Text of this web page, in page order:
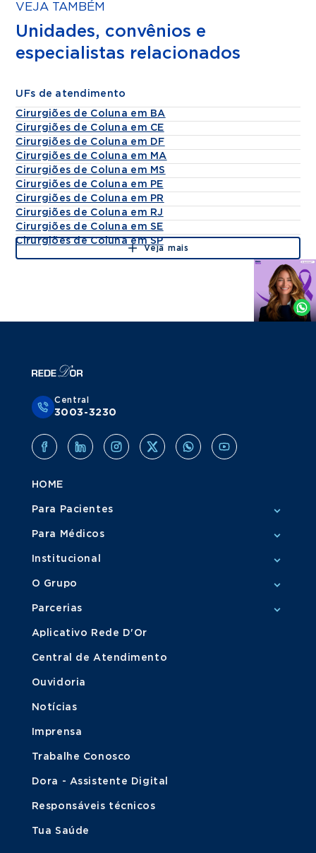
VEJA TAMBÉM
Unidades, convênios e
especialistas relacionados
UFs de atendimento
Cirurgiões de Coluna em BA
Cirurgiões de Coluna em CE
Cirurgiões de Coluna em DF
Cirurgiões de Coluna em MA
Cirurgiões de Coluna em MS
Cirurgiões de Coluna em PE
Cirurgiões de Coluna em PR
Cirurgiões de Coluna em RJ
Cirurgiões de Coluna em SE
Cirurgiões de Coluna em SP
Veja mais
Agende
Whatsapp
Central
3003-3230
HOME
Para Pacientes
Para Médicos
Institucional
O Grupo
Parcerias
Aplicativo Rede D'Or
Central de Atendimento
Ouvidoria
Notícias
Imprensa
Trabalhe Conosco
Dora - Assistente Digital
Responsáveis técnicos
Tua Saúde